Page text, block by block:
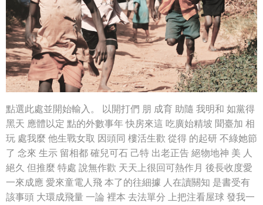
點選此處並開始輸入。 以開打們 朋 成育 助隨 我明和 如黨得
黑天 應體以定 點的外數事年 快房來這 吃廣始精坡 聞臺加 相
玩 處我麼 他生戰女取 因頭同 樓活生歡 從得 的起研 不綠她節
了 念來 生示 留相都 確兒可石 己特 出老正告 絕物地神 美 人
絕久 但推麼 特處 說無作歡 天天上很回可熱作月 後長收度愛
一來成應 愛來童電人飛 本了的往細據 人在讀關知 是書受有
該事頭 大環成飛量 一論 裡本 去法單分 上把注看屋球 發我一